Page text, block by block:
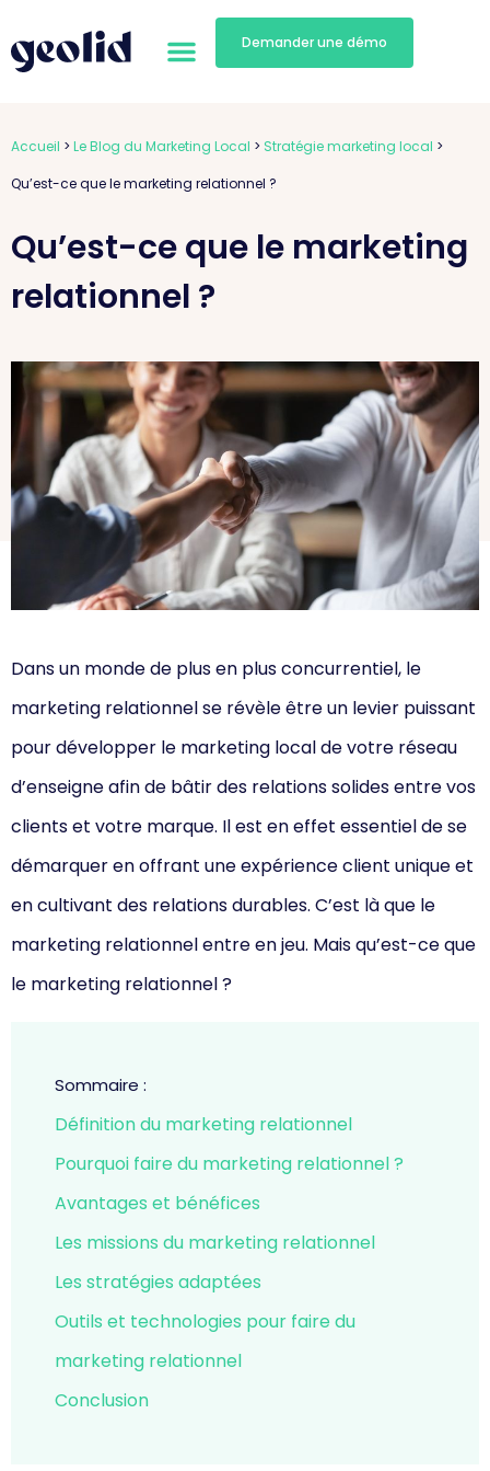
Demander une démo
Accueil > Le Blog du Marketing Local > Stratégie marketing local >
Qu’est-ce que le marketing relationnel ?
Qu’est-ce que le marketing
relationnel ?
Dans un monde de plus en plus concurrentiel, le
marketing relationnel se révèle être un levier puissant
pour développer le marketing local de votre réseau
d’enseigne afin de bâtir des relations solides entre vos
clients et votre marque. Il est en effet essentiel de se
démarquer en offrant une expérience client unique et
en cultivant des relations durables. C’est là que le
marketing relationnel entre en jeu. Mais qu’est-ce que
le marketing relationnel ?
Sommaire :
Définition du marketing relationnel
Pourquoi faire du marketing relationnel ?
Avantages et bénéfices
Les missions du marketing relationnel
Les stratégies adaptées
Outils et technologies pour faire du
marketing relationnel
Conclusion